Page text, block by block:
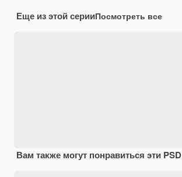
Еще из этой серииПосмотреть все
Вам также могут понравиться эти PSD